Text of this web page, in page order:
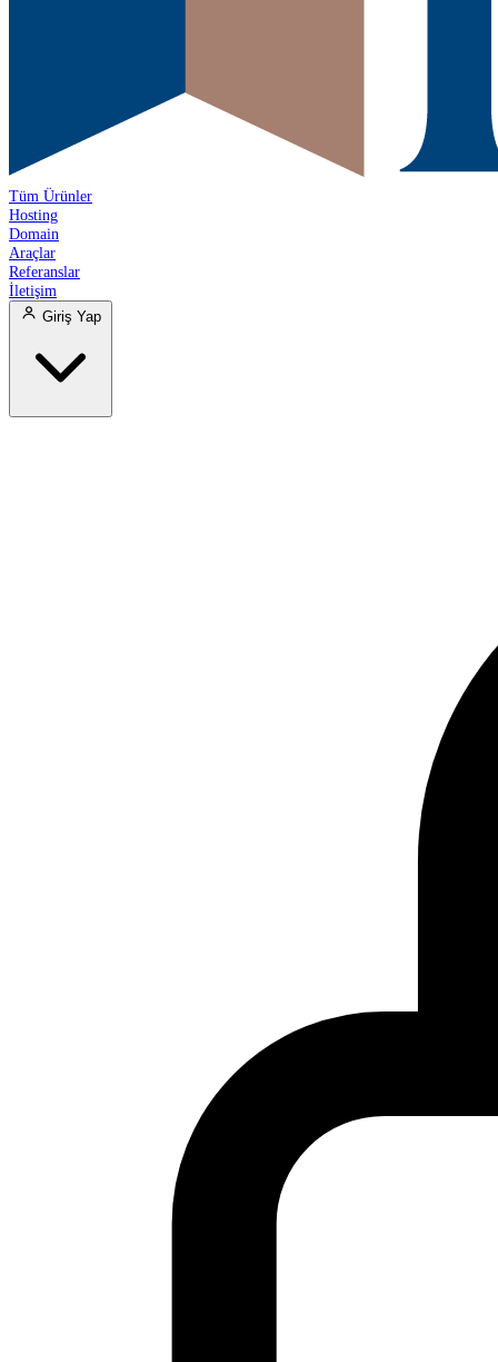
Tüm Ürünler
Hosting
Domain
Araçlar
Referanslar
İletişim
Giriş Yap